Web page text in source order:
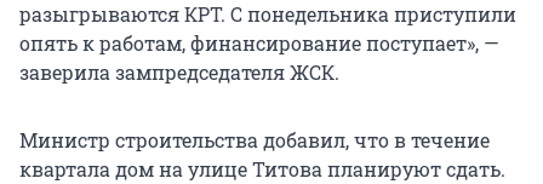
разыгрываются КРТ. С понедельника приступили
опять к работам, финансирование поступает», —
заверила зампредседателя ЖСК.
Министр строительства добавил, что в течение
квартала дом на улице Титова планируют сдать.